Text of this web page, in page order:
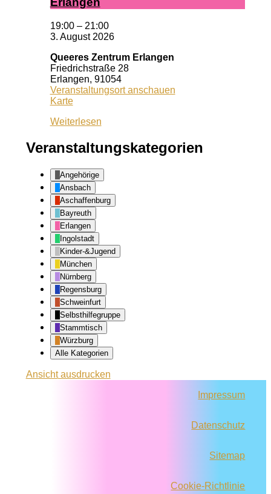
19:00 – 21:00
3. August 2026
Queeres Zentrum Erlangen
Friedrichstraße 28
Erlangen, 91054
Veranstaltungsort anschauen
KarteQueeres
Erlangen
Weiterlesen
Veranstaltungskategorien
Angehörige
Ansbach
Aschaffenburg
Bayreuth
Erlangen
Ingolstadt
Kinder-&Jugend
München
Nürnberg
Regensburg
Schweinfurt
Selbsthilfegruppe
Stammtisch
Würzburg
Alle Kategorien
Ansichtausdrucken
Impressum
Datenschutz
Sitemap
Cookie-Richtlinie